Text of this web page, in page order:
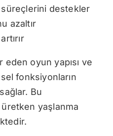
süreçlerini destekler
azaltır
oyun yapısı ve
fonksiyonların
Bu
yaşlanma